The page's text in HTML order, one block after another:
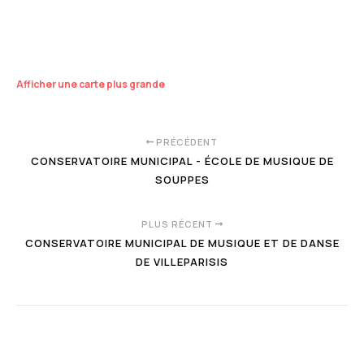
Afficher une carte plus grande
PRÉCÉDENT
CONSERVATOIRE MUNICIPAL - ÉCOLE DE MUSIQUE DE
SOUPPES
PLUS RÉCENT
CONSERVATOIRE MUNICIPAL DE MUSIQUE ET DE DANSE
DE VILLEPARISIS